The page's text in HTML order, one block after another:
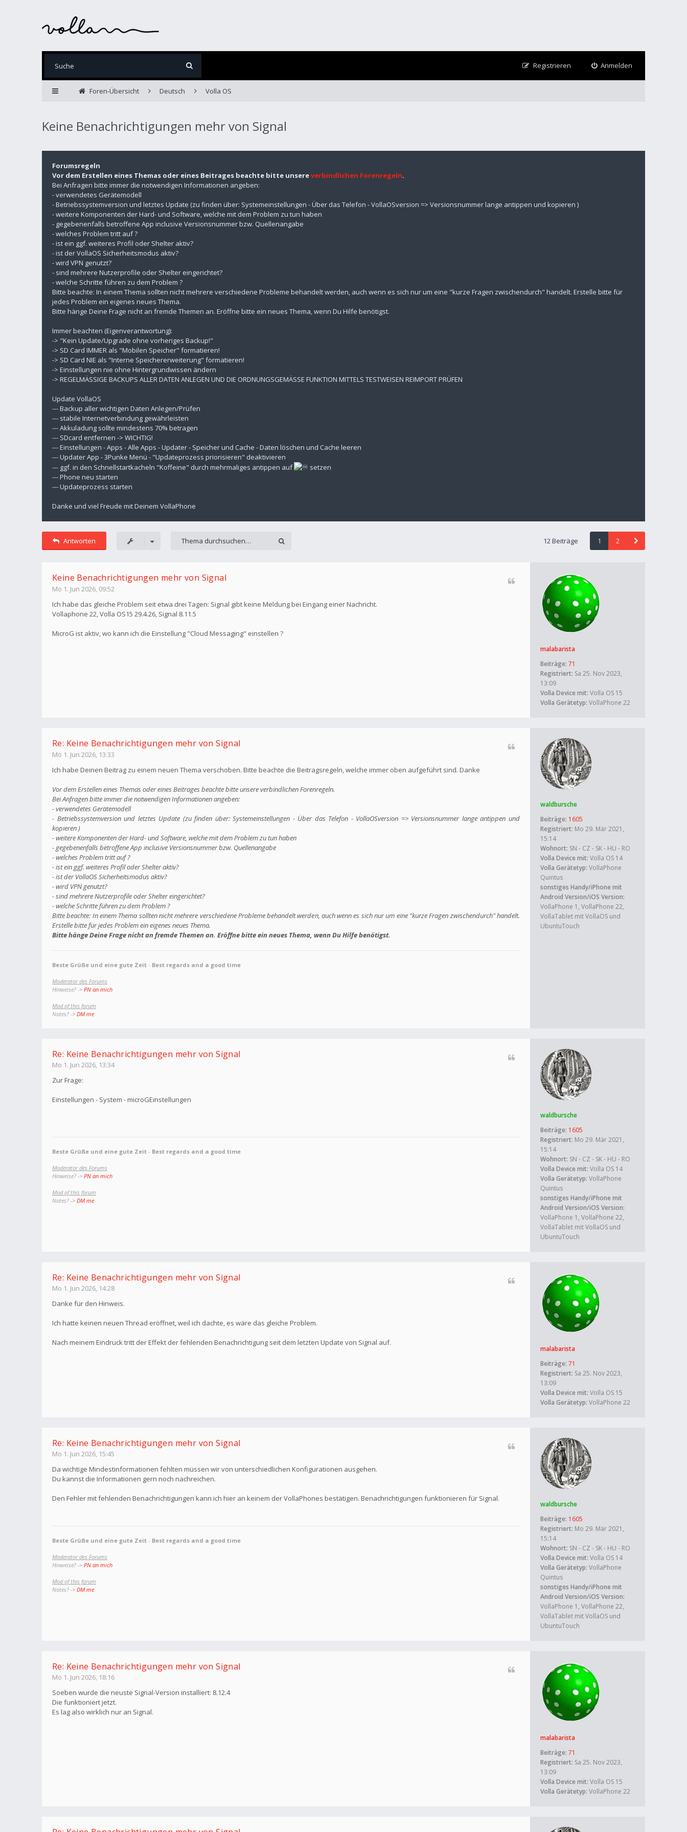
Anmelden
Registrieren
Foren-Übersicht Deutsch Volla OS
Keine Benachrichtigungen mehr von Signal
Forumsregeln
Vor dem Erstellen eines Themas oder eines Beitrages beachte bitte unsereverbindlichen Forenregeln.
Bei Anfragen bitte immer die notwendigen Informationen angeben:
- verwendetes Gerätemodell
- Betriebssystemversion und letztes Update (zu finden über: Systemeinstellungen - Über das Telefon - VollaOSversion => Versionsnummer lange antippen und kopieren )
- weitere Komponenten der Hard- und Software, welche mit dem Problem zu tun haben
- gegebenenfalls betroffene App inclusive Versionsnummer bzw. Quellenangabe
- welches Problem tritt auf ?
- ist ein ggf. weiteres Profil oder Shelter aktiv?
- ist der VollaOS Sicherheitsmodus aktiv?
- wird VPN genutzt?
- sind mehrere Nutzerprofile oder Shelter eingerichtet?
- welche Schritte führen zu dem Problem ?
Bitte beachte: In einem Thema sollten nicht mehrere verschiedene Probleme behandelt werden, auch wenn es sich nur um eine "kurze Fragen zwischendurch" handelt. Erstelle bitte für
jedes Problem ein eigenes neues Thema.
Bitte hänge Deine Frage nicht an fremde Themen an. Eröffne bitte ein neues Thema, wenn Du Hilfe benötigst.
Immer beachten (Eigenverantwortung):
-> "Kein Update/Upgrade ohne vorheriges Backup!"
-> SD Card IMMER als "Mobilen Speicher" formatieren!
-> SD Card NIE als "Interne Speichererweiterung" formatieren!
-> Einstellungen nie ohne Hintergrundwissen ändern
-> REGELMÄSSIGE BACKUPS ALLER DATEN ANLEGEN UND DIE ORDNUNGSGEMÄSSE FUNKTION MITTELS TESTWEISEN REIMPORT PRÜFEN
Update VollaOS
--- Backup aller wichtigen Daten Anlegen/Prüfen
--- stabile Internetverbindung gewährleisten
--- Akkuladung sollte mindestens 70% betragen
--- SDcard entfernen -> WICHTIG!
--- Einstellungen - Apps - Alle Apps - Updater - Speicher und Cache - Daten löschen und Cache leeren
--- Updater App - 3Punke Menü - "Updateprozess priorisieren" deaktivieren
--- ggf. in den Schnellstartkacheln "Koffeine" durch mehrmaliges antippen auf
setzen
--- Phone neu starten
--- Updateprozess starten
Danke und viel Freude mit Deinem VollaPhone
Antworten 12 Beiträge 1 2
malabarista
Beiträge: 71
Registriert: Sa 25. Nov 2023,
13:09
Volla Device mit: Volla OS 15
Volla Gerätetyp: VollaPhone 22
Keine Benachrichtigungen mehr von Signal
Mo 1. Jun 2026, 09:52
Ich habe das gleiche Problem seit etwa drei Tagen: Signal gibt keine Meldung bei Eingang einer Nachricht.
Vollaphone 22, Volla OS15 29.4.26, Signal 8.11.5
MicroG ist aktiv, wo kann ich die Einstellung "Cloud Messaging" einstellen ?
waldbursche
Beiträge: 1605
Registriert: Mo 29. Mär 2021,
15:14
Wohnort: SN - CZ - SK - HU - RO
Volla Device mit: Volla OS 14
Volla Gerätetyp: VollaPhone
Quintus
sonstiges Handy/iPhone mit
Android Version/iOS Version:
VollaPhone 1, VollaPhone 22,
VollaTablet mit VollaOS und
UbuntuTouch
Re: Keine Benachrichtigungen mehr von Signal
Mo 1. Jun 2026, 13:33
Ich habe Deinen Beitrag zu einem neuen Thema verschoben. Bitte beachte die Beitragsregeln, welche immer oben aufgeführt sind. Danke
Vor dem Erstellen eines Themas oder eines Beitrages beachte bitte unsere verbindlichen Forenregeln.
Bei Anfragen bitte immer die notwendigen Informationen angeben:
- verwendetes Gerätemodell
- Betriebssystemversion und letztes Update (zu finden über: Systemeinstellungen - Über das Telefon - VollaOSversion => Versionsnummer lange antippen und
kopieren )
- weitere Komponenten der Hard- und Software, welche mit dem Problem zu tun haben
- gegebenenfalls betroffene App inclusive Versionsnummer bzw. Quellenangabe
- welches Problem tritt auf ?
- ist ein ggf. weiteres Profil oder Shelter aktiv?
- ist der VollaOS Sicherheitsmodus aktiv?
- wird VPN genutzt?
- sind mehrere Nutzerprofile oder Shelter eingerichtet?
- welche Schritte führen zu dem Problem ?
Bitte beachte: In einem Thema sollten nicht mehrere verschiedene Probleme behandelt werden, auch wenn es sich nur um eine "kurze Fragen zwischendurch" handelt.
Erstelle bitte für jedes Problem ein eigenes neues Thema.
Bitte hänge Deine Frage nicht an fremde Themen an. Eröffne bitte ein neues Thema, wenn Du Hilfe benötigst.
Beste Grüße und eine gute Zeit - Best regards and a good time
Moderator des Forums
Hinweise? -> PN an mich
Mod of this forum
Notes? -> DM me
waldbursche
Beiträge: 1605
Registriert: Mo 29. Mär 2021,
15:14
Wohnort: SN - CZ - SK - HU - RO
Volla Device mit: Volla OS 14
Volla Gerätetyp: VollaPhone
Quintus
sonstiges Handy/iPhone mit
Android Version/iOS Version:
VollaPhone 1, VollaPhone 22,
VollaTablet mit VollaOS und
UbuntuTouch
Re: Keine Benachrichtigungen mehr von Signal
Mo 1. Jun 2026, 13:34
Zur Frage:
Einstellungen - System - microGEinstellungen
Beste Grüße und eine gute Zeit - Best regards and a good time
Moderator des Forums
Hinweise? -> PN an mich
Mod of this forum
Notes? -> DM me
malabarista
Beiträge: 71
Registriert: Sa 25. Nov 2023,
13:09
Volla Device mit: Volla OS 15
Volla Gerätetyp: VollaPhone 22
Re: Keine Benachrichtigungen mehr von Signal
Mo 1. Jun 2026, 14:28
Danke für den Hinweis.
Ich hatte keinen neuen Thread eröffnet, weil ich dachte, es wäre das gleiche Problem.
Nach meinem Eindruck tritt der Effekt der fehlenden Benachrichtigung seit dem letzten Update von Signal auf.
waldbursche
Beiträge: 1605
Registriert: Mo 29. Mär 2021,
15:14
Wohnort: SN - CZ - SK - HU - RO
Volla Device mit: Volla OS 14
Volla Gerätetyp: VollaPhone
Quintus
sonstiges Handy/iPhone mit
Android Version/iOS Version:
VollaPhone 1, VollaPhone 22,
VollaTablet mit VollaOS und
UbuntuTouch
Re: Keine Benachrichtigungen mehr von Signal
Mo 1. Jun 2026, 15:45
Da wichtige Mindestinformationen fehlten müssen wir von unterschiedlichen Konfigurationen ausgehen.
Du kannst die Informationen gern noch nachreichen.
Den Fehler mit fehlenden Benachrichtigungen kann ich hier an keinem der VollaPhones bestätigen. Benachrichtigungen funktionieren für Signal.
Beste Grüße und eine gute Zeit - Best regards and a good time
Moderator des Forums
Hinweise? -> PN an mich
Mod of this forum
Notes? -> DM me
malabarista
Beiträge: 71
Registriert: Sa 25. Nov 2023,
13:09
Volla Device mit: Volla OS 15
Volla Gerätetyp: VollaPhone 22
Re: Keine Benachrichtigungen mehr von Signal
Mo 1. Jun 2026, 18:16
Soeben wurde die neuste Signal-Version installiert: 8.12.4
Die funktioniert jetzt.
Es lag also wirklich nur an Signal.